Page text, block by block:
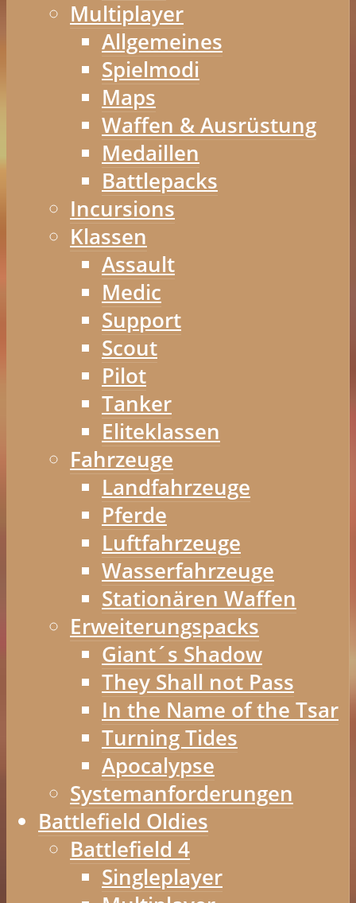
Multiplayer
Allgemeines
Spielmodi
Maps
Waffen & Ausrüstung
Medaillen
Battlepacks
Incursions
Klassen
Assault
Medic
Support
Scout
Pilot
Tanker
Eliteklassen
Fahrzeuge
Landfahrzeuge
Pferde
Luftfahrzeuge
Wasserfahrzeuge
Stationären Waffen
Erweiterungspacks
Giant´s Shadow
They Shall not Pass
In the Name of the Tsar
Turning Tides
Apocalypse
Systemanforderungen
Battlefield Oldies
Battlefield 4
Singleplayer